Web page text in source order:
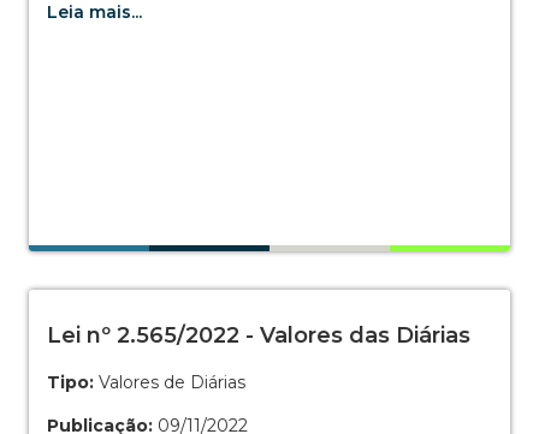
Leia mais...
Lei nº 2.565/2022 - Valores das Diárias
Tipo: Valores de Diárias
Publicação: 09/11/2022